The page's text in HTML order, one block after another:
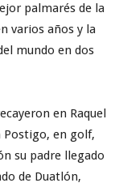
palmarés de la
varios años y la
mundo en dos
en Raquel
Postigo, en golf,
su padre llegado
de Duatlón,